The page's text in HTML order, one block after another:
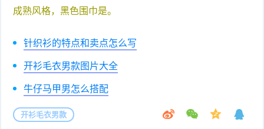
成熟风格，黑色围巾是。
针织衫的特点和卖点怎么写
开衫毛衣男款图片大全
牛仔马甲男怎么搭配
开衫毛衣男款